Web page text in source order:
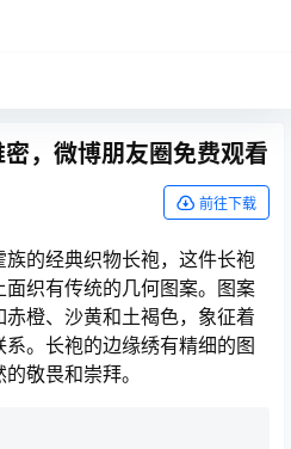
，微博朋友圈免费观看
前往下载
的经典织物长袍，这件长袍
织有传统的几何图案。图案
橙、沙黄和土褐色，象征着
。长袍的边缘绣有精细的图
敬畏和崇拜。